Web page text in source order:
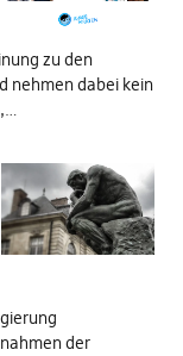
zu den
nehmen dabei kein
der